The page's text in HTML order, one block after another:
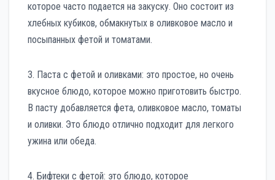
которое часто подается на закуску. Оно состоит из
хлебных кубиков, обмакнутых в оливковое масло и
посыпанных фетой и томатами.
3. Паста с фетой и оливками: это простое, но очень
вкусное блюдо, которое можно приготовить быстро.
В пасту добавляется фета, оливковое масло, томаты
и оливки. Это блюдо отлично подходит для легкого
ужина или обеда.
4. Бифтеки с фетой: это блюдо, которое